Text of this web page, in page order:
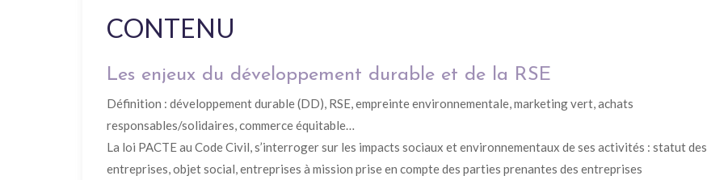
CONTENU
Les enjeux du développement durable et de la RSE
Définition : développement durable (DD), RSE, empreinte environnementale, marketing vert, achats
responsables/solidaires, commerce équitable…
La loi PACTE au Code Civil, s’interroger sur les impacts sociaux et environnementaux de ses activités : statut des
entreprises, objet social, entreprises à mission prise en compte des parties prenantes des entreprises